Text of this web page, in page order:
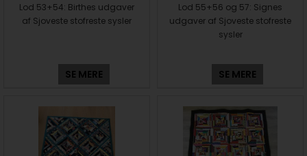
Lod 53+54: Birthes udgaver
af Sjoveste stofreste sysler
SE MERE
Lod 55+56 og 57: Signes
udgaver af Sjoveste stofreste
sysler
SE MERE